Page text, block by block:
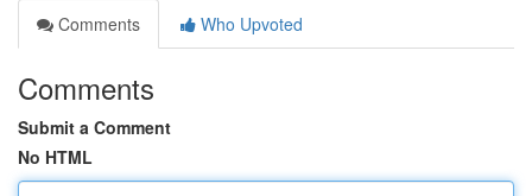
Comments
Who Upvoted
Comments
Submit a Comment
No HTML